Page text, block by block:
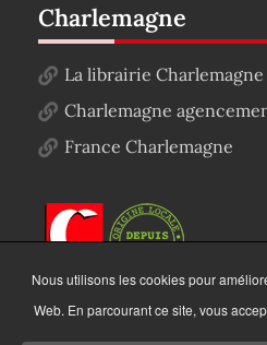
Charlemagne
La librairie Charlemagne
Charlemagne
France Charlemagne
Nous utilisons les cookies pour
Web. En parcourant ce site, vous